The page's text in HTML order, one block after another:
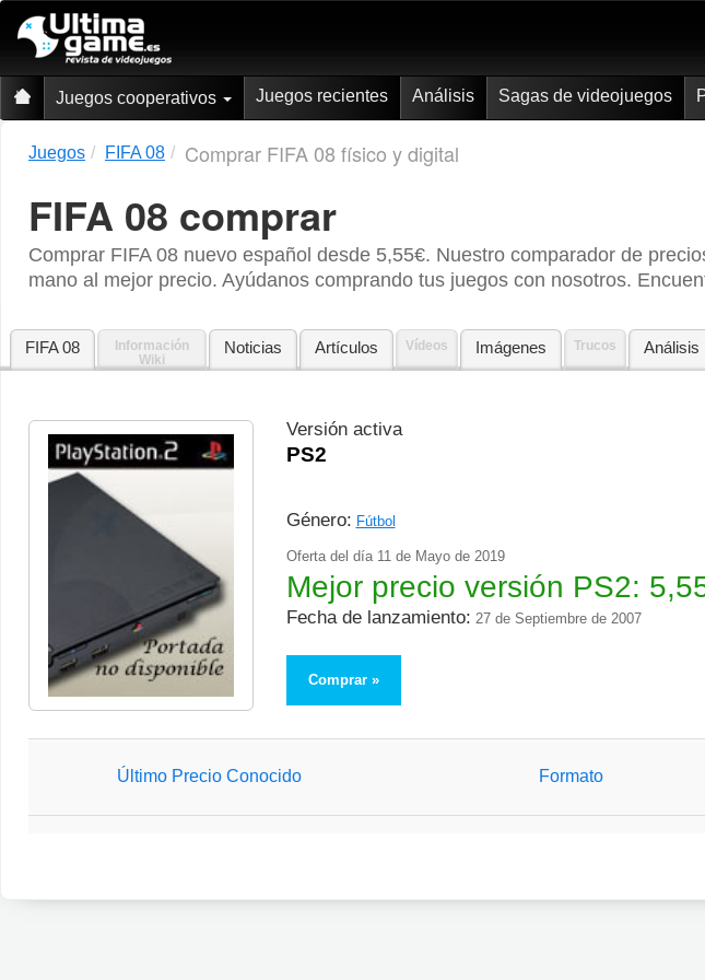
Juegos cooperativos Juegos recientes Análisis Sagas de videojuegos
Juegos FIFA 08 Comprar FIFA 08 físico y digital
FIFA 08 comprar
Comprar FIFA 08 nuevo español desde 5,55€. Nuestro comparador de
mano al mejor precio. Ayúdanos comprando tus juegos con nosotros.
FIFA 08
Información
Wiki
Noticias Artículos Vídeos Imágenes Trucos Análisis
Versión activa
PS2
Género: Fútbol
Oferta del día 11 de Mayo de 2019
Mejor precio versión PS2:
Fecha de lanzamiento: 27 de Septiembre de 2007
Comprar
Último Precio Conocido Formato